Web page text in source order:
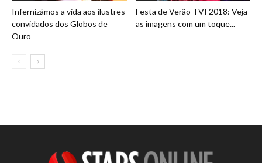
Infernizámos a vida aos ilustres
convidados dos Globos de
Ouro
Festa de Verão TVI 2018: Veja
as imagens com um toque...